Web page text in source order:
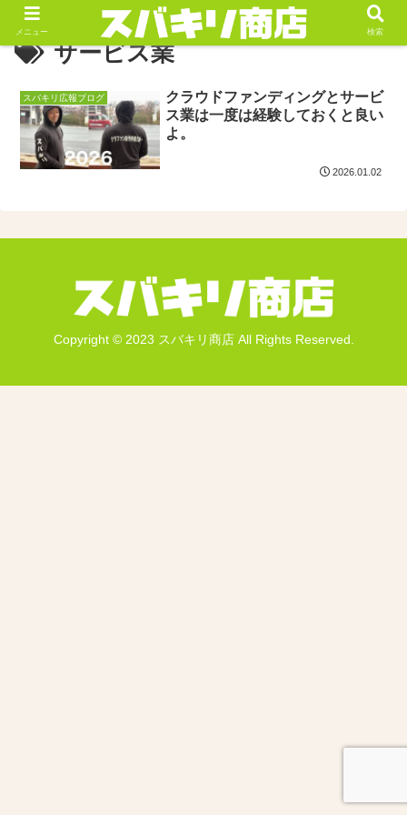
サービス業
スバキリ広報ブログ
クラウドファンディングとサービ
ス業は一度は経験しておくと良い
よ。
2026.01.02
Copyright © 2023 スバキリ商店 All Rights Reserved.
メニュー 検索